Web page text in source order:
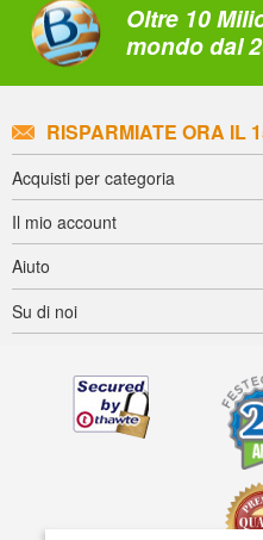
Oltre 10
mondo dal
RISPARMIATE ORA IL
Acquisti per categoria
Il mio account
Aiuto
Su di noi